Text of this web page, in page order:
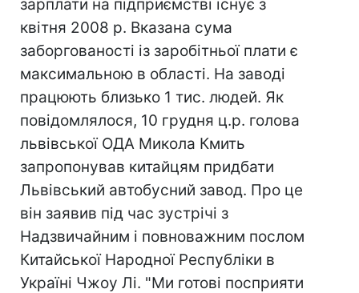
зарплати на підприємстві існує з
квітня 2008 р. Вказана сума
заборгованості із заробітньої плати є
максимальною в області. На заводі
працюють близько 1 тис. людей. Як
повідомлялося, 10 грудня ц.р. голова
львівської ОДА Микола Кмить
запропонував китайцям придбати
Львівський автобусний завод. Про це
він заявив під час зустрічі з
Надзвичайним і повноважним послом
Китайської Народної Республіки в
Україні Чжоу Лі. "Ми готові посприяти